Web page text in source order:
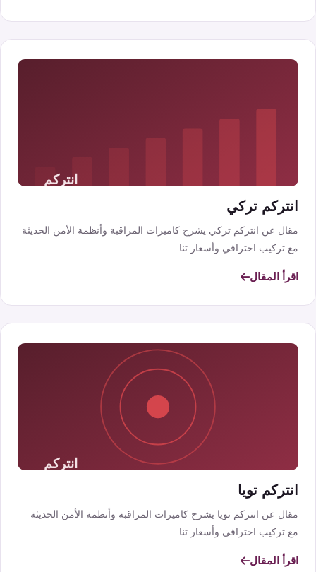
انتركم تركي
مقال عن انتركم تركي يشرح كاميرات المراقبة وأنظمة الأمن الحديثة
مع تركيب احترافي وأسعار تنا...
اقرأ المقال
انتركم تويا
مقال عن انتركم تويا يشرح كاميرات المراقبة وأنظمة الأمن الحديثة
مع تركيب احترافي وأسعار تنا...
اقرأ المقال